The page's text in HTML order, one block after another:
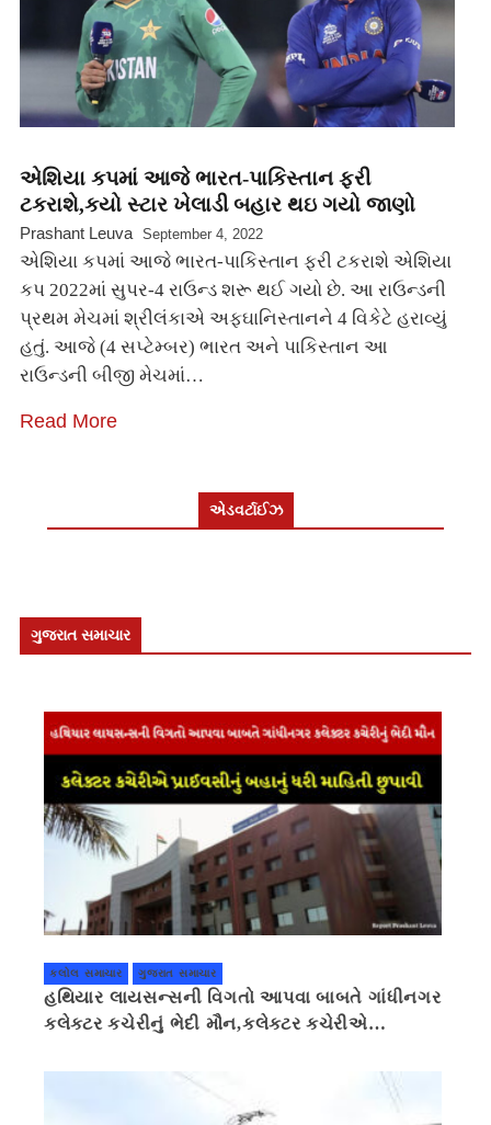
એશિયા કપમાં આજે ભારત-પાકિસ્તાન ફરી
ટકરાશે,કયો સ્ટાર ખેલાડી બહાર થઇ ગયો જાણો
Prashant Leuva September 4, 2022
એશિયા કપમાં આજે ભારત-પાકિસ્તાન ફરી ટકરાશે એશિયા
કપ 2022માં સુપર-4 રાઉન્ડ શરૂ થઈ ગયો છે. આ રાઉન્ડની
પ્રથમ મેચમાં શ્રીલંકાએ અફઘાનિસ્તાનને 4 વિકેટે હરાવ્યું
હતું. આજે (4 સપ્ટેમ્બર) ભારત અને પાકિસ્તાન આ
રાઉન્ડની બીજી મેચમાં…
Read More
એડવર્ટાઈઝ
ગુજરાત સમાચાર
કલોલ સમાચાર ગુજરાત સમાચાર
હથિયાર લાયસન્સની વિગતો આપવા બાબતે ગાંધીનગર
કલેક્ટર કચેરીનું ભેદી મૌન,કલેક્ટર કચેરીએ